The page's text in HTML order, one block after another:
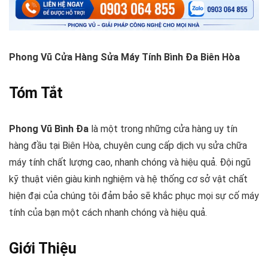
Phong Vũ Cửa Hàng Sửa Máy Tính Bình Ða Biên Hòa
Tóm Tắt
Phong Vũ Bình Đa là một trong những cửa hàng uy tín
hàng đầu tại Biên Hòa, chuyên cung cấp dịch vụ sửa chữa
máy tính chất lượng cao, nhanh chóng và hiệu quả. Đội ngũ
kỹ thuật viên giàu kinh nghiệm và hệ thống cơ sở vật chất
hiện đại của chúng tôi đảm bảo sẽ khắc phục mọi sự cố máy
tính của bạn một cách nhanh chóng và hiệu quả.
Giới Thiệu